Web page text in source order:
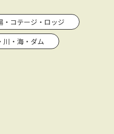
・コテージ・ロッジ
川・海・ダム